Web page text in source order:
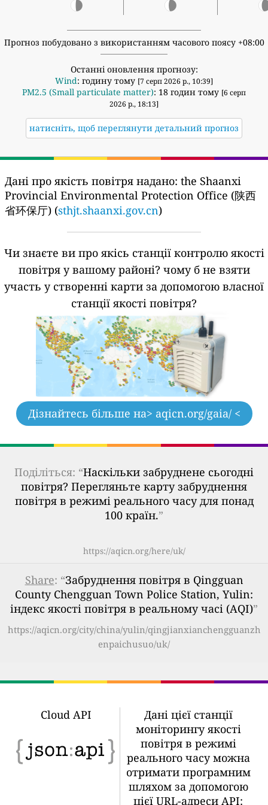
Прогноз побудовано з використанням часового поясу +08:00
Останні оновлення прогнозу:
Wind: годину тому [7 серп 2026 р., 10:39]
PM2.5 (Small particulate matter): 18 годин тому [6 серп
2026 р., 18:13]
натисніть, щоб переглянути детальний прогноз
Дані про якість повітря надано: the Shaanxi
Provincial Environmental Protection Office (陕西
省环保厅) (sthjt.shaanxi.gov.cn)
Чи знаєте ви про якісь станції контролю якості
повітря у вашому районі? чому б не взяти
участь у створенні карти за допомогою власної
станції якості повітря?
Дізнайтесь більше на> aqicn.org/gaia/ <
Поділіться: “Наскільки забруднене сьогодні
повітря? Перегляньте карту забруднення
повітря в режимі реального часу для понад
100 країн.”
https://aqicn.org/here/uk/
Share: “Забруднення повітря в Qingguan
County Chengguan Town Police Station, Yulin:
індекс якості повітря в реальному часі (AQI)”
https://aqicn.org/city/china/yulin/qingjianxianchengguanzh
enpaichusuo/uk/
Cloud API
Дані цієї станції
моніторингу якості
повітря в режимі
реального часу можна
отримати програмним
шляхом за допомогою
цієї URL-адреси API: